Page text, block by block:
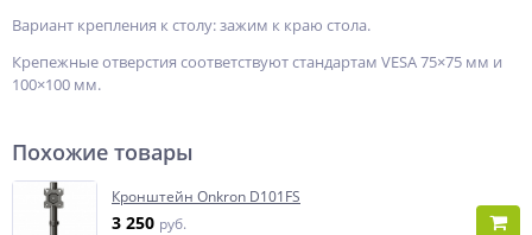
Вариант крепления к столу: зажим к краю стола.
Крепежные отверстия соответствуют стандартам VESA 75×75 мм и
100×100 мм.
Похожие товары
Кронштейн Onkron D101FS
3 250 руб.